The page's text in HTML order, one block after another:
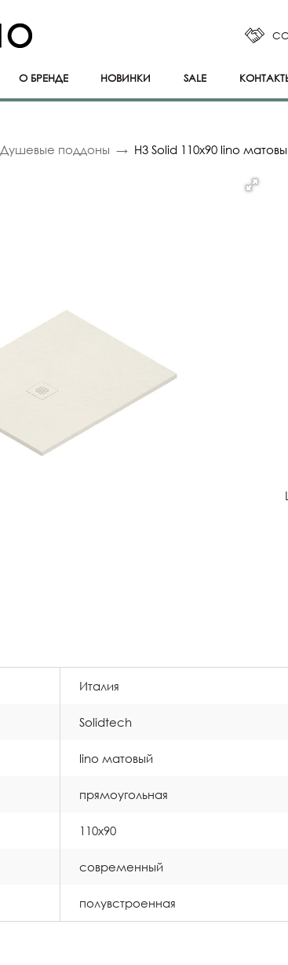
О БРЕНДЕ НОВИНКИ SALE
Душевые поддоны H3 Solid 110x90 lino
Италия
Solidtech
lino матовый
прямоугольная
110x90
современный
полувстроенная